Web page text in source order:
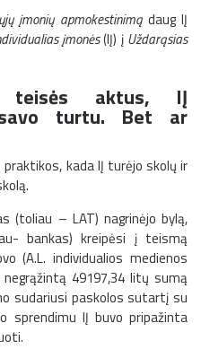
įmonių apmokestinimądaug IĮ
įmonės(IĮ) į Uždarąsias
teisės aktus, IĮ
turtu. Bet ar
kada IĮ turėjo skolų ir
(toliau – LAT) nagrinėjo bylą,
bankas) kreipėsi į teismą
(A.L. individualios medienos
49197,34 litų sumą
sudariusi paskolos sutartį su
sprendimu IĮ buvo pripažinta